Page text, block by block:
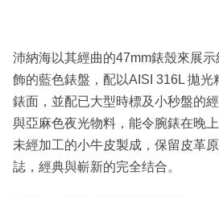
沛納海以其經曲的47mm錶殼來展
飾的藍色錶盤，配以AISI 316L 拋
錶面，並配已大型時標及小秒盤的
與亞麻色夜光物料，能令腕錶在晚
未經加工的小牛皮製成，保留皮革
誌，經典與嶄新的完全结合。